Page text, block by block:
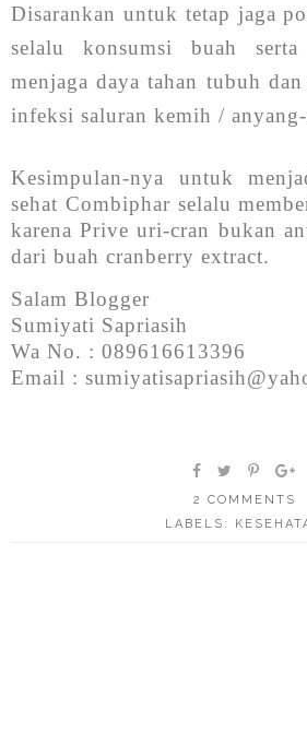
Disarankan untuk tetap jaga
selalu konsumsi buah
menjaga daya tahan tubuh dan
infeksi saluran kemih /
Kesimpulan-nya untuk
sehat Combiphar selalu
karena Prive uri-cran bukan
dari buah cranberry extract.
Salam Blogger
Sumiyati Sapriasih
Wa No. : 089616613396
Email :
2 COMMENTS
LABELS: